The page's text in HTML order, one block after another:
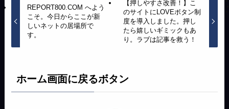
REPORT800.COM へよう
こそ。今日からここが新
しいネットの居場所で
す。
【押しやすさ改善！】こ
のサイトにLOVEボタン制
度を導入しました。押し
たら嬉しいギミックもあ
り。ラブは記事を救う！
ホーム画面に戻るボタン